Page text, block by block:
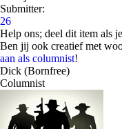
Submitter:
26
Help ons; deel dit item als
Ben jij ook creatief met
aan als columnist!
Dick (Bornfree)
Columnist